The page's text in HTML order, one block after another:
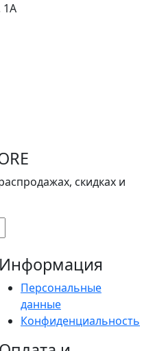
1А
скидках и
Информация
Персональные
данные
Конфиденциальность